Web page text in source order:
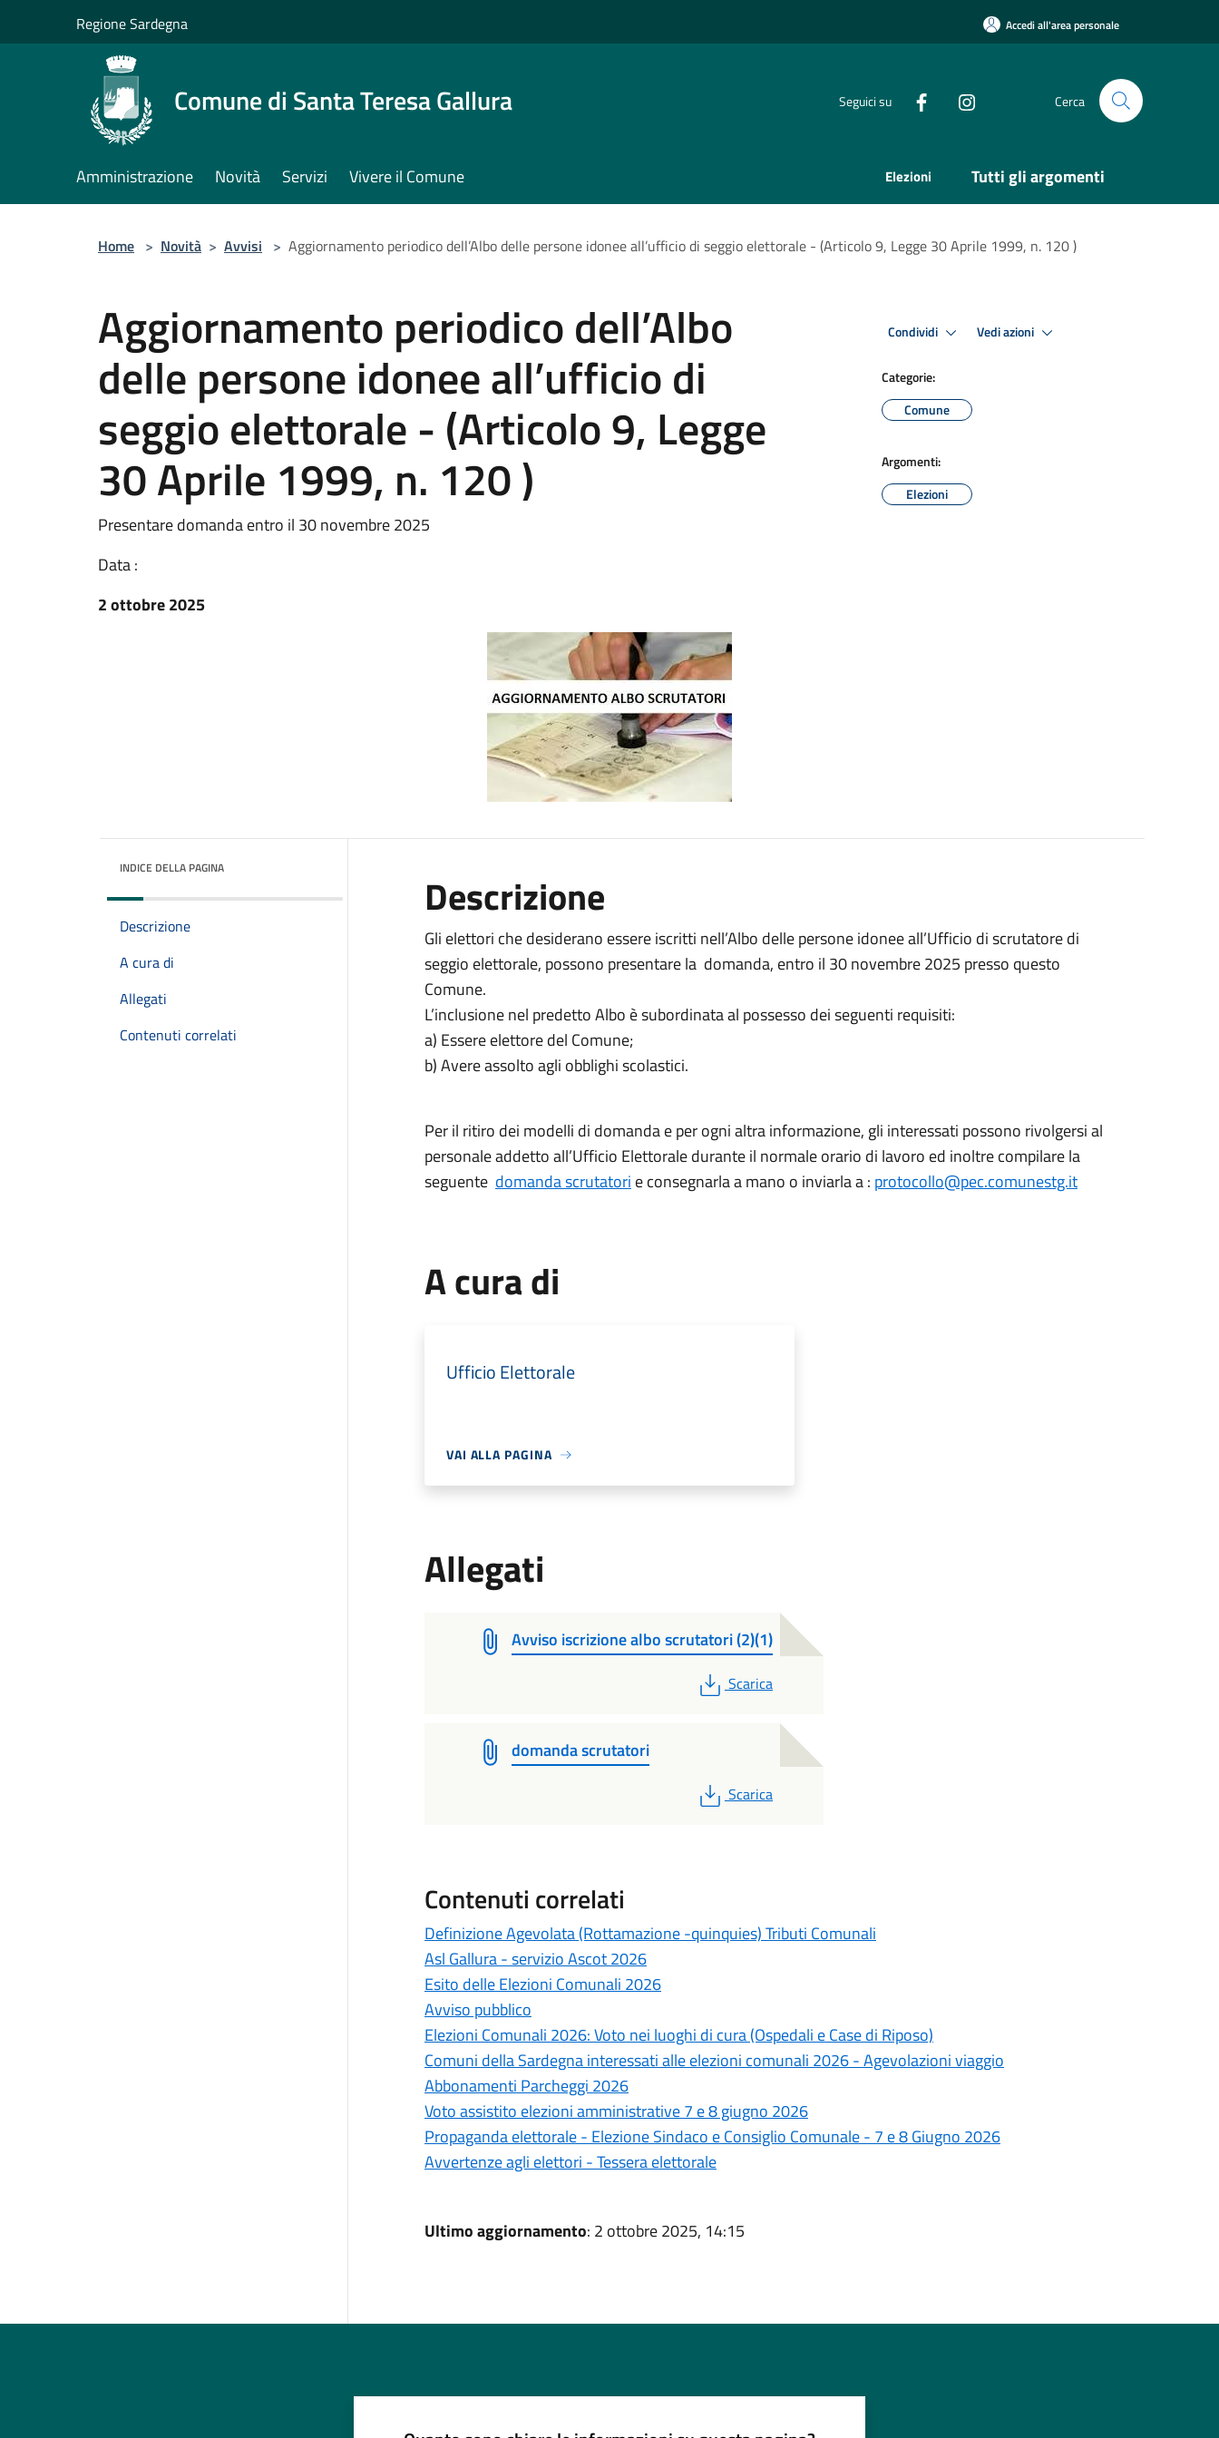
Regione Sardegna Accedi all'area personale
Comune di Santa Teresa Gallura Seguici su Cerca
Amministrazione Novità Servizi Vivere il Comune Elezioni Tutti gli argomenti
Home > Novità > Avvisi > Aggiornamento periodico dell’Albo delle persone idonee all’ufficio di seggio elettorale - (Articolo 9, Legge 30 Aprile 1999, n. 120 )
Aggiornamento periodico dell’Albo
delle persone idonee all’ufficio di
seggio elettorale - (Articolo 9, Legge
30 Aprile 1999, n. 120 )
Presentare domanda entro il 30 novembre 2025
Data :
2 ottobre 2025
Condividi Vedi azioni
Categorie:
Comune
Argomenti:
Elezioni
INDICE DELLA PAGINA
Descrizione
A cura di
Allegati
Contenuti correlati
Descrizione
Gli elettori che desiderano essere iscritti nell’Albo delle persone idonee all’Ufficio di scrutatore di
seggio elettorale, possono presentare la domanda, entro il 30 novembre 2025 presso questo
Comune.
L’inclusione nel predetto Albo è subordinata al possesso dei seguenti requisiti:
a) Essere elettore del Comune;
b) Avere assolto agli obblighi scolastici.
Per il ritiro dei modelli di domanda e per ogni altra informazione, gli interessati possono rivolgersi al
personale addetto all’Ufficio Elettorale durante il normale orario di lavoro ed inoltre compilare la
seguente domanda scrutatori e consegnarla a mano o inviarla a : protocollo@pec.comunestg.it
A cura di
Ufficio Elettorale
VAI ALLA PAGINA
Allegati
Avviso iscrizione albo scrutatori (2)(1)
PDF
Scarica
domanda scrutatori
PDF
Scarica
Contenuti correlati
Definizione Agevolata (Rottamazione -quinquies) Tributi Comunali
Asl Gallura - servizio Ascot 2026
Esito delle Elezioni Comunali 2026
Avviso pubblico
Elezioni Comunali 2026: Voto nei luoghi di cura (Ospedali e Case di Riposo)
Comuni della Sardegna interessati alle elezioni comunali 2026 - Agevolazioni viaggio
Abbonamenti Parcheggi 2026
Voto assistito elezioni amministrative 7 e 8 giugno 2026
Propaganda elettorale - Elezione Sindaco e Consiglio Comunale - 7 e 8 Giugno 2026
Avvertenze agli elettori - Tessera elettorale
Ultimo aggiornamento: 2 ottobre 2025, 14:15